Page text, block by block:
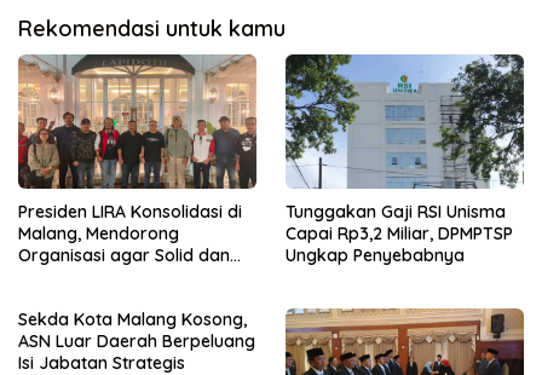
Rekomendasi untuk kamu
Presiden LIRA Konsolidasi di
Malang, Mendorong
Organisasi agar Solid dan
Tunggakan Gaji RSI Unisma
Capai Rp3,2 Miliar, DPMPTSP
Ungkap Penyebabnya
Sekda Kota Malang Kosong,
ASN Luar Daerah Berpeluang
Isi Jabatan Strategis